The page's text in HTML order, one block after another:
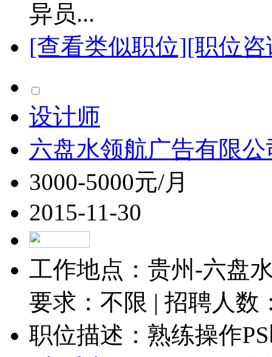
异员...
[查看类似职位][职位
设计师
六盘水领航广告有限公
3000-5000元/月
2015-11-30
工作地点：贵州-六盘
要求：不限 | 招聘人数
职位描述：熟练操作